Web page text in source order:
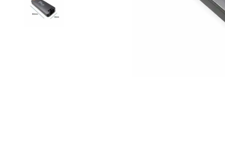
Led Ampuller